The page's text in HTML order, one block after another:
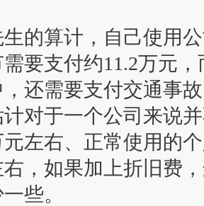
的算计，自己使用
要支付约11.2万元
还需要支付交通事
对于一个公司来说
左右、正常使用的
，如果加上折旧费
些。